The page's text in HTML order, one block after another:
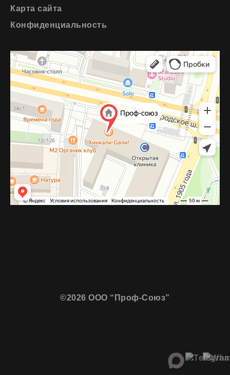
Карта сайта
Конфиденциальность
©2026 ООО “Проф-Союз”